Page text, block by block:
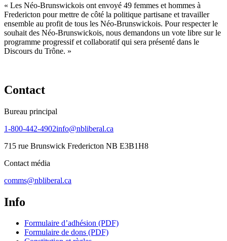
« Les Néo-Brunswickois ont envoyé 49 femmes et hommes à
Fredericton pour mettre de côté la politique partisane et travailler
ensemble au profit de tous les Néo-Brunswickois. Pour respecter le
souhait des Néo-Brunswickois, nous demandons un vote libre sur le
programme progressif et collaboratif qui sera présenté dans le
Discours du Trône. »
Contact
Bureau principal
1-800-442-4902info@nbliberal.ca
715 rue Brunswick Fredericton NB E3B1H8
Contact média
comms@nbliberal.ca
Info
Formulaire d’adhésion (PDF)
Formulaire de dons (PDF)